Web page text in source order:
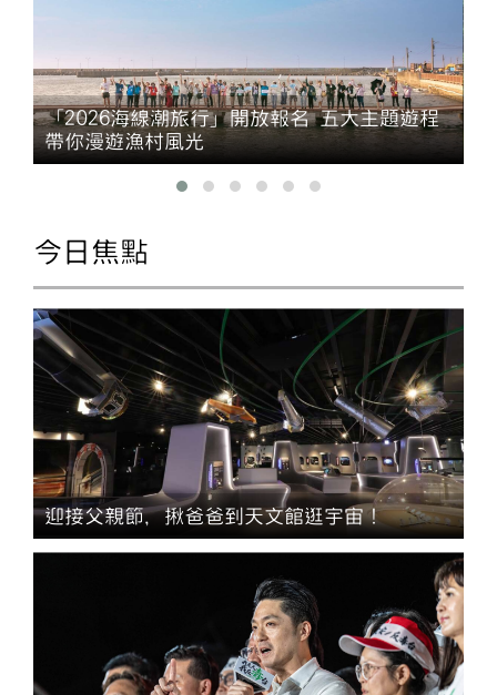
「2026海線潮旅行」開放報名 五大主題遊程
帶你漫遊漁村風光
今日焦點
迎接父親節，揪爸爸到天文館逛宇宙！